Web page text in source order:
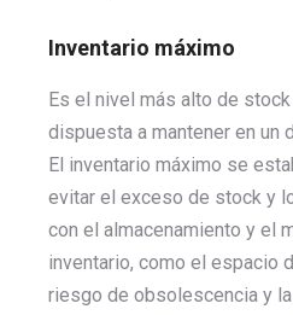
Inventario máximo
Es el nivel más alto de
dispuesta a mantener en un
El inventario máximo se
evitar el exceso de stock y
con el almacenamiento y el
inventario, como el espacio
riesgo de obsolescencia y